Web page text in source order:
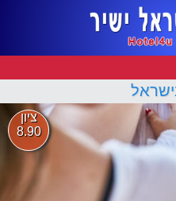
ציון
8.90